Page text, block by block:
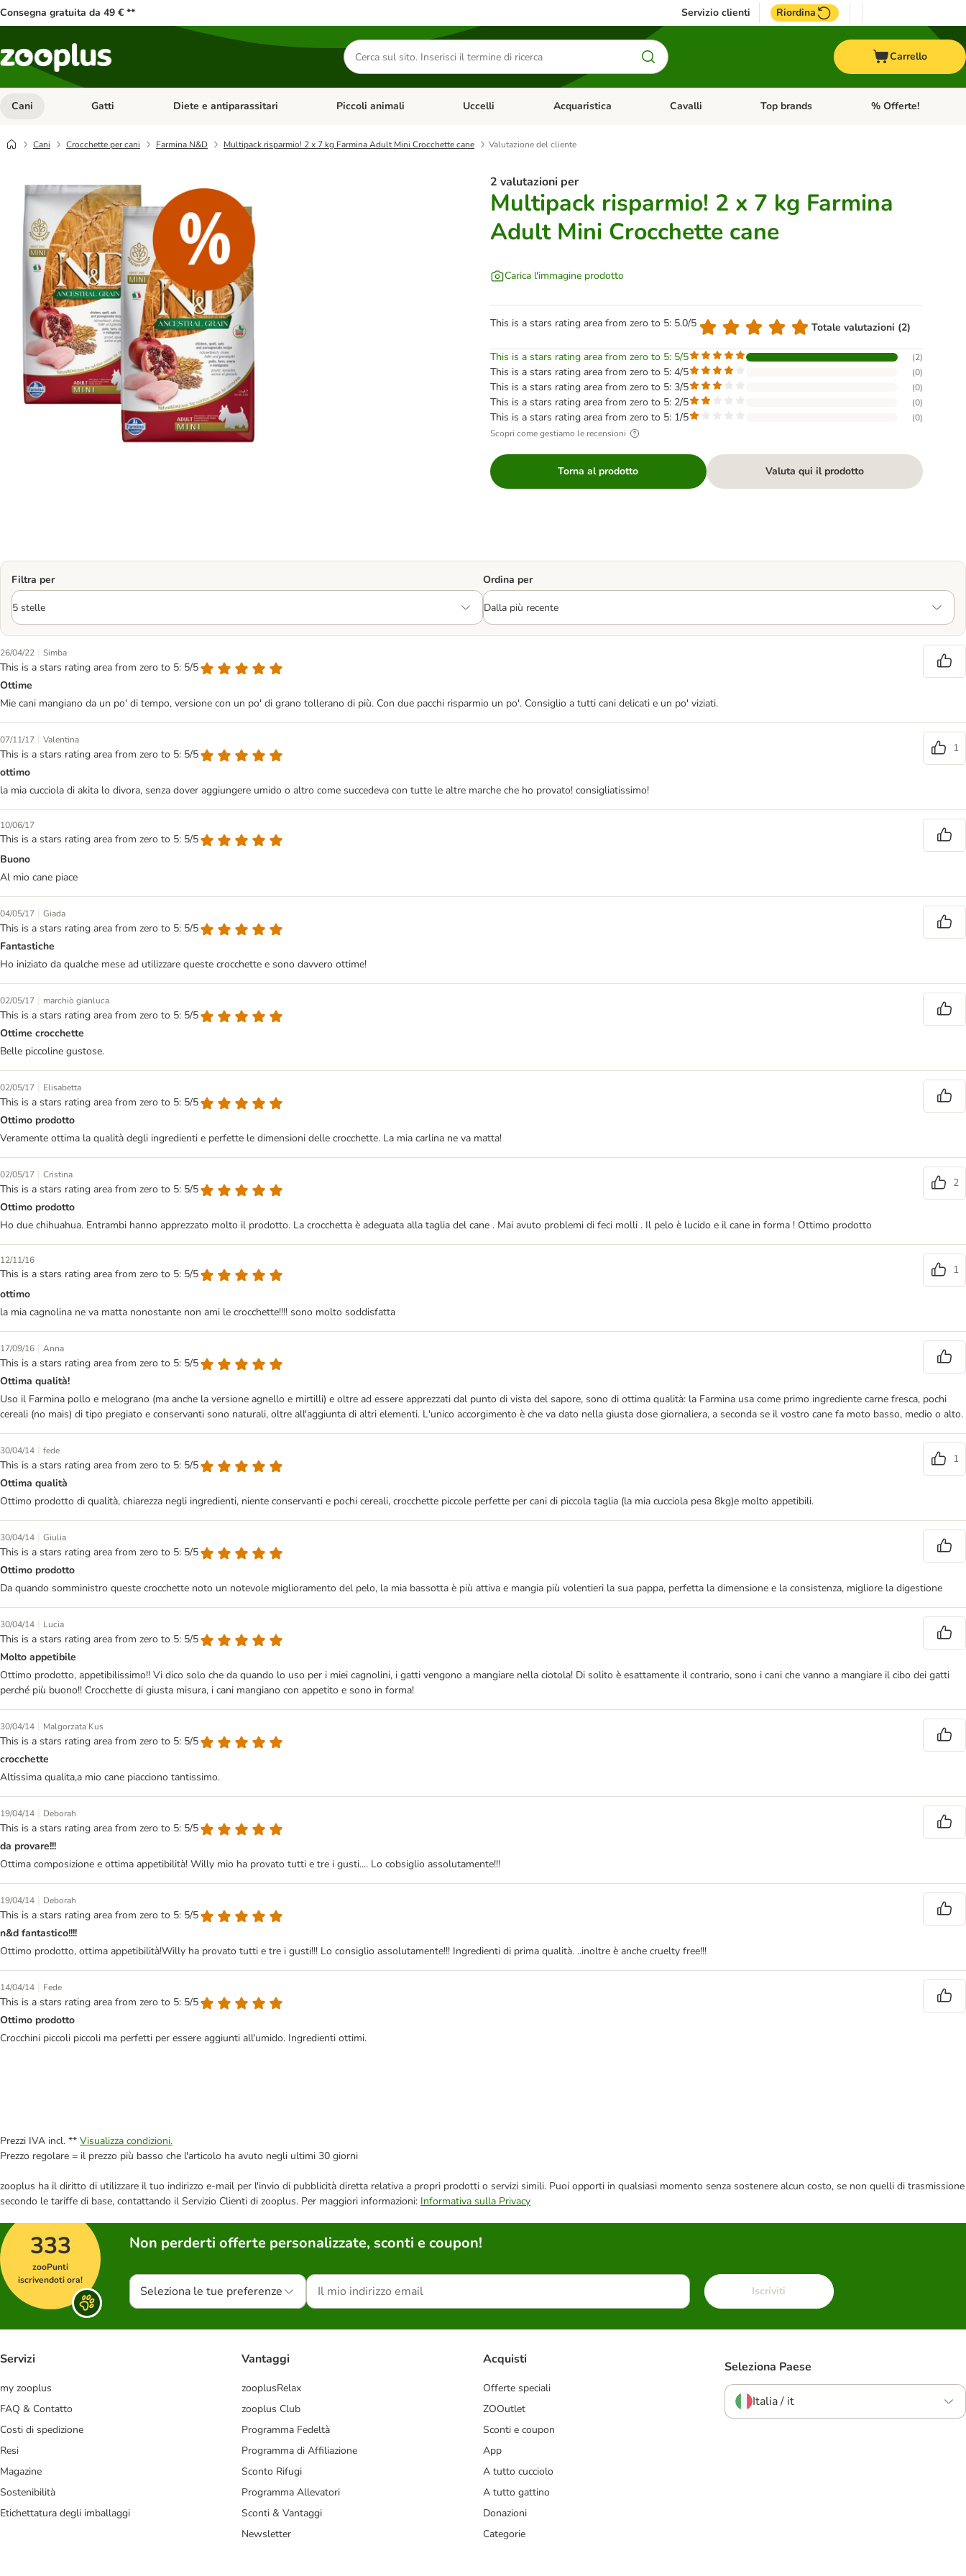
Consegna gratuita da 49 € ** Servizio clienti Riordina
Cerca
prodotti
Carrello
Cani Apri Menu Categoria: Cani
Gatti Apri Menu Categoria: Gatti
Diete e antiparassitari Apri Menu Categoria: Diete e antiparassitari
Piccoli animali Apri Menu Categoria: Piccoli animali
Uccelli Apri Menu Categoria: Uccelli
Acquaristica Apri Menu Categoria: Acquaristica
Cavalli Apri Menu Categoria: Cavalli
Top brands Apri Menu Categoria:
% Offerte!
Cani Crocchette per cani Farmina N&D Multipack risparmio! 2 x 7 kg Farmina Adult Mini Crocchette cane Valutazione del cliente
2 valutazioni per
Multipack risparmio! 2 x 7 kg Farmina
Adult Mini Crocchette cane
Carica l'immagine prodotto
This is a stars rating area from zero to 5: 5.0/5 Totale valutazioni (2)
This is a stars rating area from zero to 5: 5/5 (2)
This is a stars rating area from zero to 5: 4/5 (0)
This is a stars rating area from zero to 5: 3/5 (0)
This is a stars rating area from zero to 5: 2/5 (0)
This is a stars rating area from zero to 5: 1/5 (0)
Scopri come gestiamo le recensioni
Torna al prodotto Valuta qui il prodotto
Filtra per Ordina per
26/04/22 | Simba
This is a stars rating area from zero to 5: 5/5
Ottime
Mie cani mangiano da un po' di tempo, versione con un po' di grano tollerano di più. Con due pacchi risparmio un po'. Consiglio a tutti cani delicati e un po' viziati.
07/11/17 | Valentina
This is a stars rating area from zero to 5: 5/5
1
ottimo
la mia cucciola di akita lo divora, senza dover aggiungere umido o altro come succedeva con tutte le altre marche che ho provato! consigliatissimo!
10/06/17
This is a stars rating area from zero to 5: 5/5
Buono
Al mio cane piace
04/05/17 | Giada
This is a stars rating area from zero to 5: 5/5
Fantastiche
Ho iniziato da qualche mese ad utilizzare queste crocchette e sono davvero ottime!
02/05/17 | marchiò gianluca
This is a stars rating area from zero to 5: 5/5
Ottime crocchette
Belle piccoline gustose.
02/05/17 | Elisabetta
This is a stars rating area from zero to 5: 5/5
Ottimo prodotto
Veramente ottima la qualità degli ingredienti e perfette le dimensioni delle crocchette. La mia carlina ne va matta!
02/05/17 | Cristina
This is a stars rating area from zero to 5: 5/5
2
Ottimo prodotto
Ho due chihuahua. Entrambi hanno apprezzato molto il prodotto. La crocchetta è adeguata alla taglia del cane . Mai avuto problemi di feci molli . Il pelo è lucido e il cane in forma ! Ottimo prodotto
12/11/16
This is a stars rating area from zero to 5: 5/5
1
ottimo
la mia cagnolina ne va matta nonostante non ami le crocchette!!!! sono molto soddisfatta
17/09/16 | Anna
This is a stars rating area from zero to 5: 5/5
Ottima qualità!
Uso il Farmina pollo e melograno (ma anche la versione agnello e mirtilli) e oltre ad essere apprezzati dal punto di vista del sapore, sono di ottima qualità: la Farmina usa come primo ingrediente carne fresca, pochi
cereali (no mais) di tipo pregiato e conservanti sono naturali, oltre all'aggiunta di altri elementi. L'unico accorgimento è che va dato nella giusta dose giornaliera, a seconda se il vostro cane fa moto basso, medio o alto.
30/04/14 | fede
This is a stars rating area from zero to 5: 5/5
1
Ottima qualità
Ottimo prodotto di qualità, chiarezza negli ingredienti, niente conservanti e pochi cereali, crocchette piccole perfette per cani di piccola taglia (la mia cucciola pesa 8kg)e molto appetibili.
30/04/14 | Giulia
This is a stars rating area from zero to 5: 5/5
Ottimo prodotto
Da quando somministro queste crocchette noto un notevole miglioramento del pelo, la mia bassotta è più attiva e mangia più volentieri la sua pappa, perfetta la dimensione e la consistenza, migliore la digestione
30/04/14 | Lucia
This is a stars rating area from zero to 5: 5/5
Molto appetibile
Ottimo prodotto, appetibilissimo!! Vi dico solo che da quando lo uso per i miei cagnolini, i gatti vengono a mangiare nella ciotola! Di solito è esattamente il contrario, sono i cani che vanno a mangiare il cibo dei gatti
perché più buono!! Crocchette di giusta misura, i cani mangiano con appetito e sono in forma!
30/04/14 | Malgorzata Kus
This is a stars rating area from zero to 5: 5/5
crocchette
Altissima qualita,a mio cane piacciono tantissimo.
19/04/14 | Deborah
This is a stars rating area from zero to 5: 5/5
da provare!!!
Ottima composizione e ottima appetibilità! Willy mio ha provato tutti e tre i gusti.... Lo cobsiglio assolutamente!!!
19/04/14 | Deborah
This is a stars rating area from zero to 5: 5/5
n&d fantastico!!!!
Ottimo prodotto, ottima appetibilità!Willy ha provato tutti e tre i gusti!!! Lo consiglio assolutamente!!! Ingredienti di prima qualità. ..inoltre è anche cruelty free!!!
14/04/14 | Fede
This is a stars rating area from zero to 5: 5/5
Ottimo prodotto
Crocchini piccoli piccoli ma perfetti per essere aggiunti all'umido. Ingredienti ottimi.
Prezzi IVA incl. ** Visualizza condizioni.
Prezzo regolare = il prezzo più basso che l'articolo ha avuto negli ultimi 30 giorni
zooplus ha il diritto di utilizzare il tuo indirizzo e-mail per l'invio di pubblicità diretta relativa a propri prodotti o servizi simili. Puoi opporti in qualsiasi momento senza sostenere alcun costo, se non quelli di trasmissione
secondo le tariffe di base, contattando il Servizio Clienti di zooplus. Per maggiori informazioni: Informativa sulla Privacy
333
zooPunti
iscrivendoti ora!
Non perderti offerte personalizzate, sconti e coupon!
Seleziona le tue preferenze Iscriviti
Servizi
my zooplus
FAQ & Contatto
Costi di spedizione
Resi
Magazine
Sostenibilità
Etichettatura degli imballaggi
Vantaggi
zooplusRelax
zooplus Club
Programma Fedeltà
Programma di Affiliazione
Sconto Rifugi
Programma Allevatori
Sconti & Vantaggi
Newsletter
Acquisti
Offerte speciali
ZOOutlet
Sconti e coupon
App
A tutto cucciolo
A tutto gattino
Donazioni
Categorie
Seleziona Paese
Italia / it